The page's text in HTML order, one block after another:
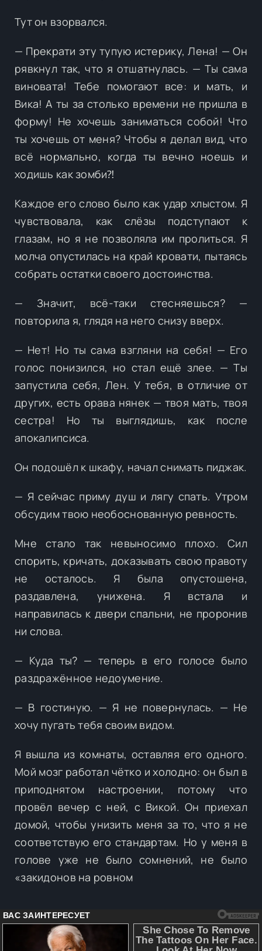
Тут он взорвался.
— Прекрати эту тупую истерику, Лена! — Он
рявкнул так, что я отшатнулась. — Ты сама
виновата! Тебе помогают все: и мать, и
Вика! А ты за столько времени не пришла в
форму! Не хочешь заниматься собой! Что
ты хочешь от меня? Чтобы я делал вид, что
всё нормально, когда ты вечно ноешь и
ходишь как зомби⁈
Каждое его слово было как удар хлыстом. Я
чувствовала, как слёзы подступают к
глазам, но я не позволяла им пролиться. Я
молча опустилась на край кровати, пытаясь
собрать остатки своего достоинства.
— Значит, всё-таки стесняешься? —
повторила я, глядя на него снизу вверх.
— Нет! Но ты сама взгляни на себя! — Его
голос понизился, но стал ещё злее. — Ты
запустила себя, Лен. У тебя, в отличие от
других, есть орава нянек — твоя мать, твоя
сестра! Но ты выглядишь, как после
апокалипсиса.
Он подошёл к шкафу, начал снимать пиджак.
— Я сейчас приму душ и лягу спать. Утром
обсудим твою необоснованную ревность.
Мне стало так невыносимо плохо. Сил
спорить, кричать, доказывать свою правоту
не осталось. Я была опустошена,
раздавлена, унижена. Я встала и
направилась к двери спальни, не проронив
ни слова.
— Куда ты? — теперь в его голосе было
раздражённое недоумение.
— В гостиную. — Я не повернулась. — Не
хочу пугать тебя своим видом.
Я вышла из комнаты, оставляя его одного.
Мой мозг работал чётко и холодно: он был в
приподнятом настроении, потому что
провёл вечер с ней, с Викой. Он приехал
домой, чтобы унизить меня за то, что я не
соответствую его стандартам. Но у меня в
голове уже не было сомнений, не было
«закидонов на ровном